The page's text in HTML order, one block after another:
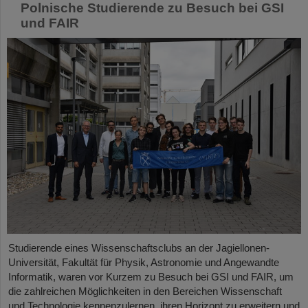
Polnische Studierende zu Besuch bei GSI
und FAIR
Studierende eines Wissenschaftsclubs an der Jagiellonen-
Universität, Fakultät für Physik, Astronomie und Angewandte
Informatik, waren vor Kurzem zu Besuch bei GSI und FAIR, um
die zahlreichen Möglichkeiten in den Bereichen Wissenschaft
und Technologie kennenzulernen, ihren Horizont zu erweitern und